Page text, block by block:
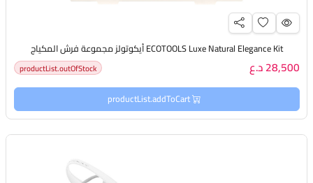
ECOTOOLS Luxe Natural Elegance Kit أيكوتولز مجموعة فرش المكياج
28,500 د.ع productList.outOfStock
productList.addToCart